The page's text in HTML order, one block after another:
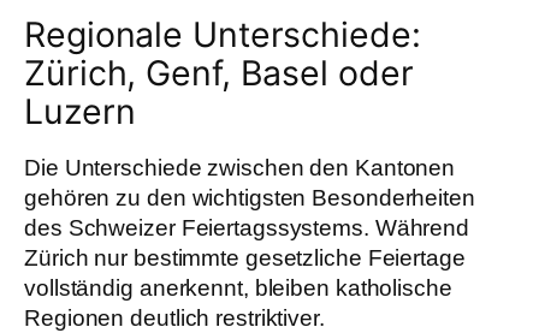
Regionale Unterschiede:
Zürich, Genf, Basel oder
Luzern
Die Unterschiede zwischen den Kantonen
gehören zu den wichtigsten Besonderheiten
des Schweizer Feiertagssystems. Während
Zürich nur bestimmte gesetzliche Feiertage
vollständig anerkennt, bleiben katholische
Regionen deutlich restriktiver.